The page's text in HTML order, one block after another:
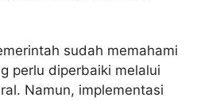
sudah memahami
perlu diperbaiki melalui
Namun, implementasi